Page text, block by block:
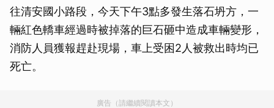
往清安國小路段，今天下午3點多發生落石坍方，一
輛紅色轎車經過時被掉落的巨石砸中造成車輛變形，
消防人員獲報趕赴現場，車上受困2人被救出時均已
死亡。
廣告（請繼續閱讀本文）